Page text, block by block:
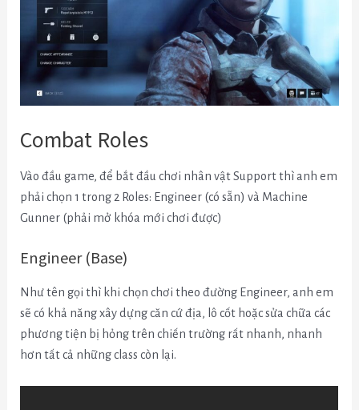
Combat Roles
Vào đầu game, để bắt đầu chơi nhân vật Support thì anh em
phải chọn 1 trong 2 Roles: Engineer (có sẵn) và Machine
Gunner (phải mở khóa mới chơi được)
Engineer (Base)
Như tên gọi thì khi chọn chơi theo đường Engineer, anh em
sẽ có khả năng xây dựng căn cứ địa, lô cốt hoặc sửa chữa các
phương tiện bị hỏng trên chiến trường rất nhanh, nhanh
hơn tất cả những class còn lại.